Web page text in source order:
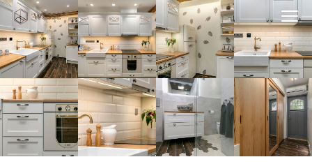
Close
EST ENG
WESSE DISAIN
PARTNERITE DISAIN